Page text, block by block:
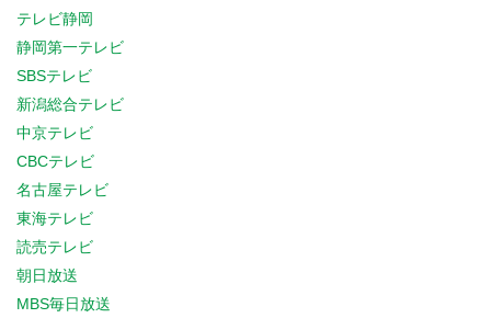
テレビ静岡
静岡第一テレビ
SBSテレビ
新潟総合テレビ
中京テレビ
CBCテレビ
名古屋テレビ
東海テレビ
読売テレビ
朝日放送
MBS毎日放送